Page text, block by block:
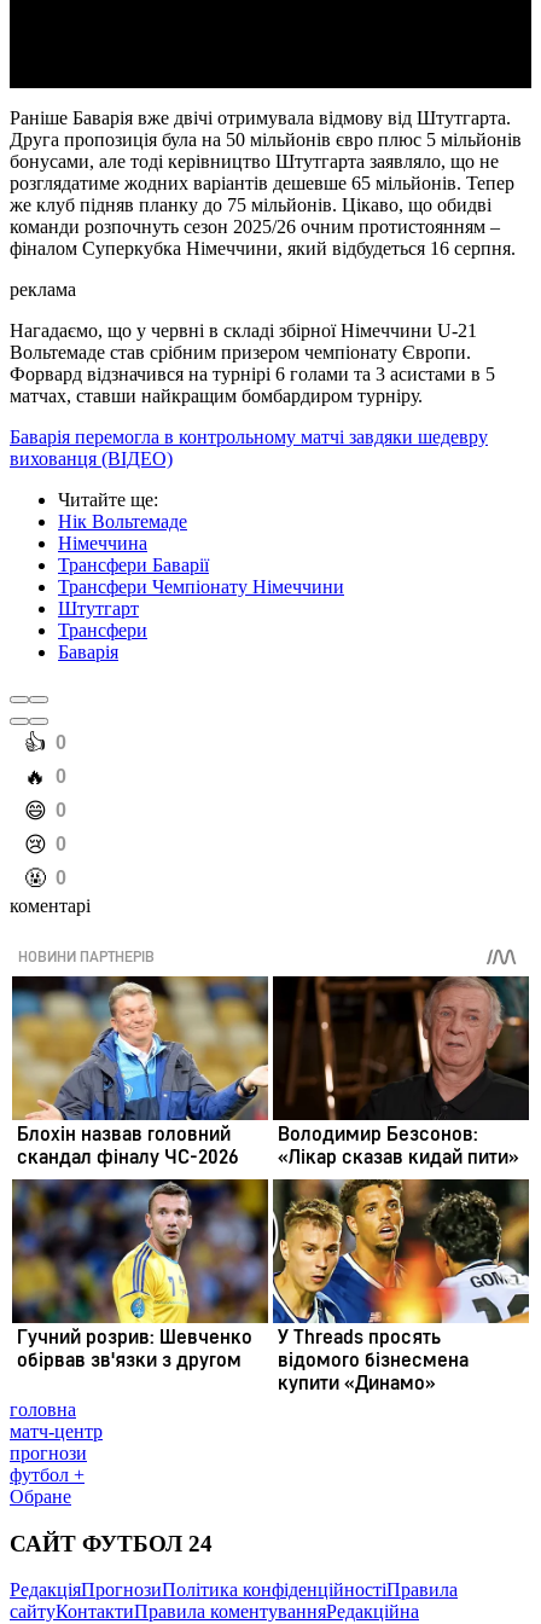
Раніше Баварія вже двічі отримувала відмову від Штутгарта.
Друга пропозиція була на 50 мільйонів євро плюс 5 мільйонів
бонусами, але тоді керівництво Штутгарта заявляло, що не
розглядатиме жодних варіантів дешевше 65 мільйонів. Тепер
же клуб підняв планку до 75 мільйонів. Цікаво, що обидві
команди розпочнуть сезон 2025/26 очним протистоянням –
фіналом Суперкубка Німеччини, який відбудеться 16 серпня.
реклама
Нагадаємо, що у червні в складі збірної Німеччини U-21
Вольтемаде став срібним призером чемпіонату Європи.
Форвард відзначився на турнірі 6 голами та 3 асистами в 5
матчах, ставши найкращим бомбардиром турніру.
Баварія перемогла в контрольному матчі завдяки шедевру
вихованця (ВІДЕО)
Читайте ще:
Нік Вольтемаде
Німеччина
Трансфери Баварії
Трансфери Чемпіонату Німеччини
Штутгарт
Трансфери
Баварія
️👍 0
️🔥 0
️😄 0
️😢 0
️🤬 0
коментарі
головна
матч-центр
прогнози
футбол +
Обране
САЙТ ФУТБОЛ 24
РедакціяПрогнозиПолітика конфіденційностіПравила
сайтуКонтактиПравила коментуванняРедакційна